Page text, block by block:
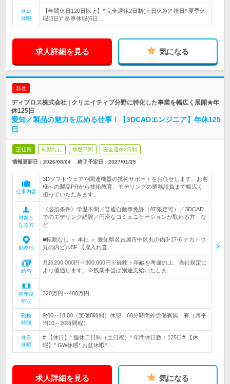
休日
休暇
【年間休日120日以上】* 完全週休2日制(土日休み)* 祝日* 夏季休
暇(3日)* 冬季休暇(6日…
求人詳細を見る 気になる
新着
ディプロス株式会社 | クリエイティブ分野に特化した事業を幅広く展開★年
休125日
愛知／製品の魅力を広める仕事！【3DCADエンジニア】年休125
日
正社員 転勤なし 学歴不問 完全週休2日制
情報更新日：2026/08/04 終了予定日： 2027/01/25
仕事内容
3Dソフトウェアや関連機器の技術サポートをお任せします。お客
様への製品PRから技術教育、モデリングの業務請負まで幅広く
担っていただきます。
対象と
なる方
《必須条件》学歴不問／普通自動車免許（AT限定可）／3DCAD
でのモデリング経験／円滑なコミュニケーションが取れる方 な
ど
勤務地
■転勤なし ＜ 本社 ＞ 愛知県名古屋市中区丸の内3-17-6 ナカトウ
丸の内ビル5F 【雇入れ直…
給与
月給200,000円～300,000円※経験・年齢を考慮の上、当社規定に
より優遇します。※残業手当は別途支給いたしま…
初年度
年収
320万円～480万円
勤務
時間
9:00～18:00（実働8時間）休憩：60分時間外労働有無：有（月平
均10～20時間程）
休日
休暇
# 【休日】* 週休二日制（土日祝）* 年間休日数：125日# 【休
暇】* GW休暇* お盆休暇* …
求人詳細を見る 気になる